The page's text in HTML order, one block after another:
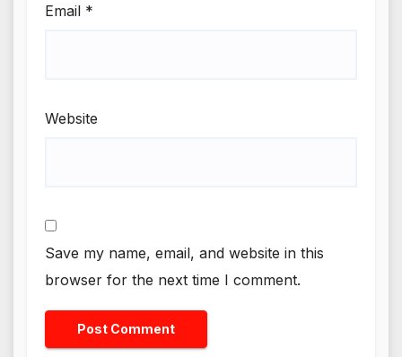
Email *
Website
Save my name, email, and website in this
browser for the next time I comment.